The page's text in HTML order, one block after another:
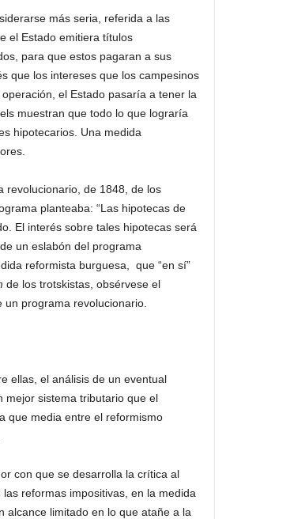
más seria, referida a las
el Estado emitiera títulos
para que estos pagaran a sus
que los intereses que los campesinos
el Estado pasaría a tener la
muestran que todo lo que lograría
hipotecarios. Una medida
revolucionario, de 1848, de los
planteaba: “Las hipotecas de
El interés sobre tales hipotecas será
un eslabón del programa
reformista burguesa, que “en sí”
de los trotskistas, obsérvese el
un programa revolucionario.
ellas, el análisis de un eventual
mejor sistema tributario que el
que media entre el reformismo
con que se desarrolla la crítica al
reformas impositivas, en la medida
alcance limitado en lo que atañe a la